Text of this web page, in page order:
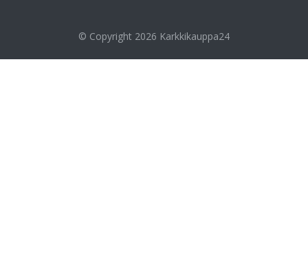
© Copyright 2026 Karkkikauppa24